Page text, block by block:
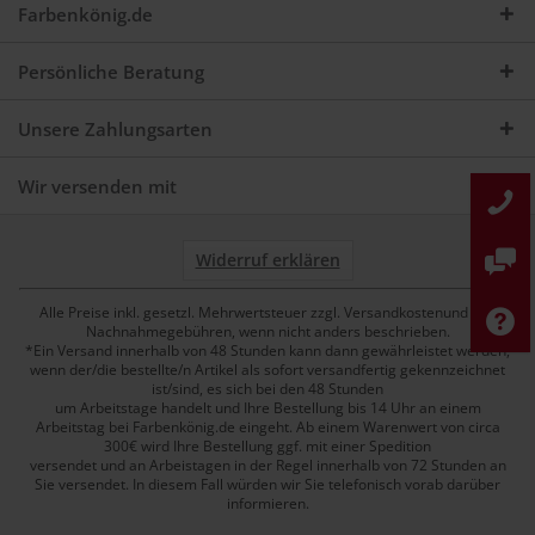
Farbenkönig.de
Persönliche Beratung
Unsere Zahlungsarten
Wir versenden mit
Widerruf erklären
Alle Preise inkl. gesetzl. Mehrwertsteuer zzgl. Versandkostenund ggf.
Nachnahmegebühren, wenn nicht anders beschrieben.
*Ein Versand innerhalb von 48 Stunden kann dann gewährleistet werden,
wenn der/die bestellte/n Artikel als sofort versandfertig gekennzeichnet
ist/sind, es sich bei den 48 Stunden
um Arbeitstage handelt und Ihre Bestellung bis 14 Uhr an einem
Arbeitstag bei Farbenkönig.de eingeht. Ab einem Warenwert von circa
300€ wird Ihre Bestellung ggf. mit einer Spedition
versendet und an Arbeistagen in der Regel innerhalb von 72 Stunden an
Sie versendet. In diesem Fall würden wir Sie telefonisch vorab darüber
informieren.